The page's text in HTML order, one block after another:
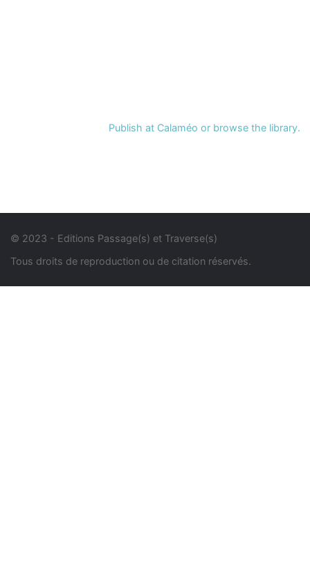
Publish at Calaméo or browsethe library.
© 2023 - Editions Passage(s) et Traverse(s)
Tous droits de reproduction ou de citation réservés.